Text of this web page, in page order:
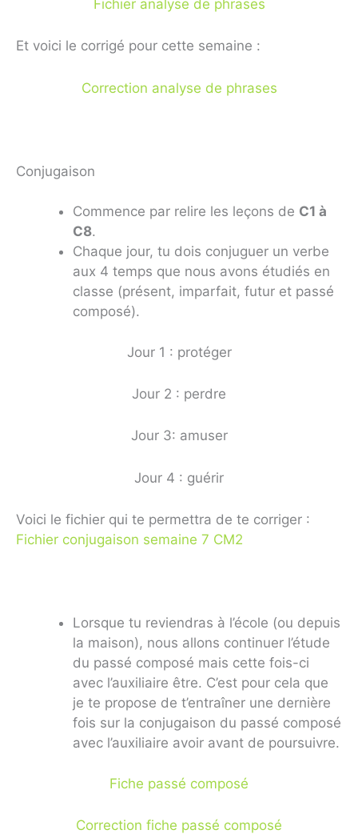
Fichier analyse de phrases
Et voici le corrigé pour cette semaine :
Correction analyse de phrases
Conjugaison
Commence par relire les leçons de C1 à
C8.
Chaque jour, tu dois conjuguer un verbe
aux 4 temps que nous avons étudiés en
classe (présent, imparfait, futur et passé
composé).
Jour 1 : protéger
Jour 2 : perdre
Jour 3: amuser
Jour 4 : guérir
Voici le fichier qui te permettra de te corriger :
Fichier conjugaison semaine 7 CM2
Lorsque tu reviendras à l’école (ou depuis
la maison), nous allons continuer l’étude
du passé composé mais cette fois-ci
avec l’auxiliaire être. C’est pour cela que
je te propose de t’entraîner une dernière
fois sur la conjugaison du passé composé
avec l’auxiliaire avoir avant de poursuivre.
Fiche passé composé
Correction fiche passé composé